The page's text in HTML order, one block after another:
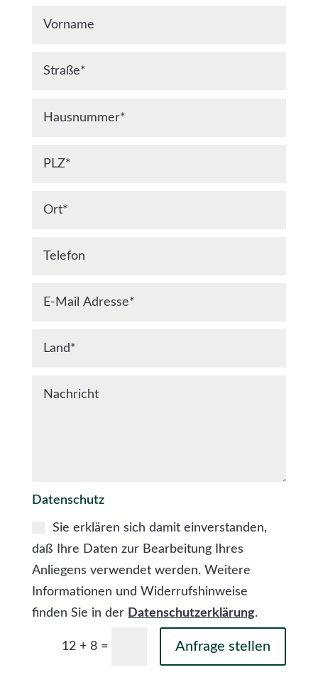
Datenschutz
Sie erklären sich damit einverstanden,
daß Ihre Daten zur Bearbeitung Ihres
Anliegens verwendet werden. Weitere
Informationen und Widerrufshinweise
finden Sie in der Datenschutzerklärung.
12 + 8 = Anfrage stellen